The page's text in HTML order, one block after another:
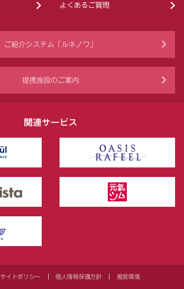
よくあるご質問
ご紹介システム「ルネノワ」
提携施設のご案内
関連サービス
サイトポリシー 個人情報保護方針 推奨環境